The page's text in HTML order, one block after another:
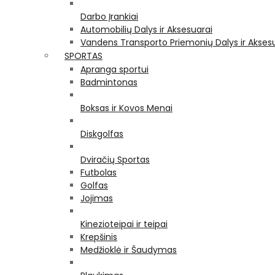
Darbo Įrankiai
Automobilių Dalys ir Aksesuarai
Vandens Transporto Priemonių Dalys ir
SPORTAS
Apranga sportui
Badmintonas
Boksas ir Kovos Menai
Diskgolfas
Dviračių Sportas
Futbolas
Golfas
Jojimas
Kinezioteipai ir teipai
Krepšinis
Medžioklė ir Šaudymas